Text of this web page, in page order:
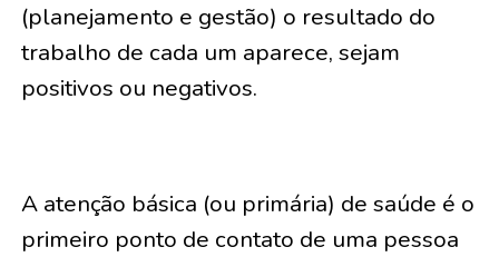
(planejamento e gestão) o resultado do
trabalho de cada um aparece, sejam
positivos ou negativos.
A atenção básica (ou primária) de saúde é o
primeiro ponto de contato de uma pessoa